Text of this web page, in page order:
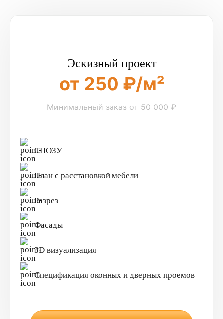
Эскизный проект
от 250 ₽/м²
Минимальный заказ от 50 000 ₽
СПОЗУ
План с расстановкой мебели
Разрез
Фасады
3D визуализация
Спецификация оконных и дверных проемов